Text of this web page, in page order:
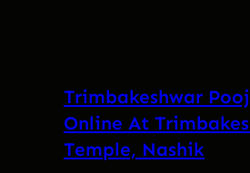
Trimbakeshwar
Online At
Temple, Nashik